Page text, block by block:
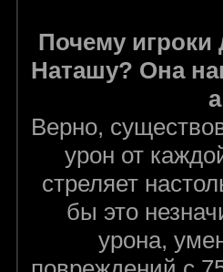
Почему
Наташу? Она
Верно,
урон от
стреляет
бы это
урона,